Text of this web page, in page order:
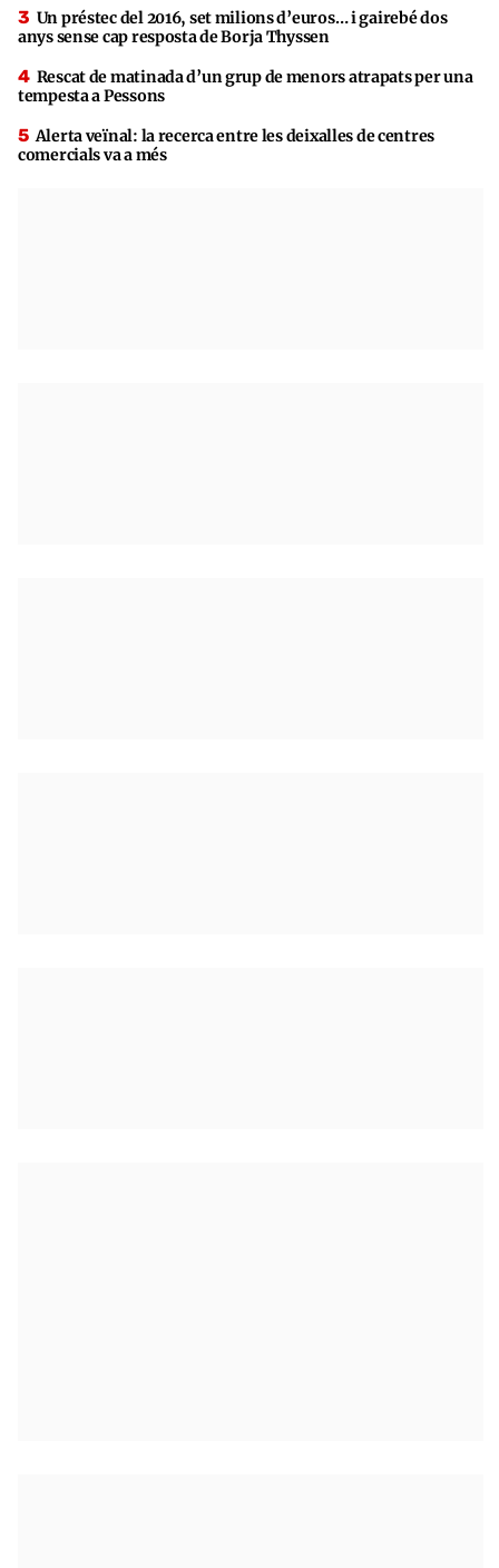
Un préstec del 2016, set milions d’euros… i gairebé dos
anys sense cap resposta de Borja Thyssen
Rescat de matinada d’un grup de menors atrapats per una
tempesta a Pessons
Alerta veïnal: la recerca entre les deixalles de centres
comercials va a més